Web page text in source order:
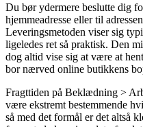
Du bør ydermere beslutte dig
hjemmeadresse eller til
Leveringsmetoden viser sig
ligeledes ret så praktisk. Den
dog altid vise sig at være at
bor nærved online butikkens
Fragttiden på Beklædning >
være ekstremt bestemmende
så med det formål er det altså